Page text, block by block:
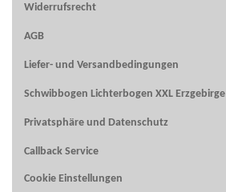
Widerrufsrecht
AGB
Liefer- und Versandbedingungen
Schwibbogen Lichterbogen XXL Erzgebirge
Privatsphäre und Datenschutz
Callback Service
Cookie Einstellungen